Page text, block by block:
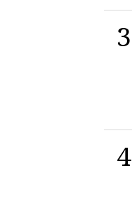
3
4